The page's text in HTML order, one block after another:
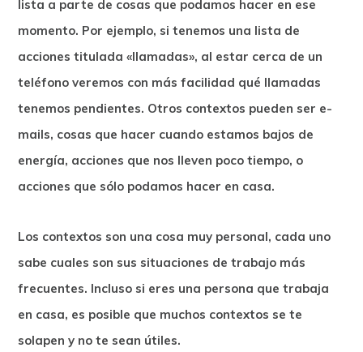
lista a parte de cosas que podamos hacer en ese
momento. Por ejemplo, si tenemos una lista de
acciones titulada «llamadas», al estar cerca de un
teléfono veremos con más facilidad qué llamadas
tenemos pendientes. Otros contextos pueden ser e-
mails, cosas que hacer cuando estamos bajos de
energía, acciones que nos lleven poco tiempo, o
acciones que sólo podamos hacer en casa.
Los contextos son una cosa muy personal, cada uno
sabe cuales son sus situaciones de trabajo más
frecuentes. Incluso si eres una persona que trabaja
en casa, es posible que muchos contextos se te
solapen y no te sean útiles.